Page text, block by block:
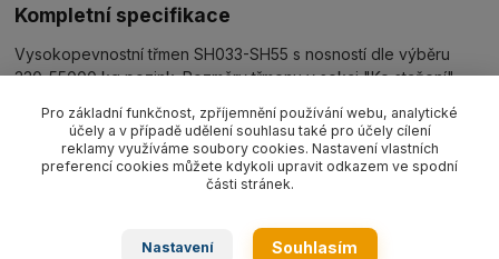
Kompletní specifikace
Vysokopevnostní třmen SH033-SH55 s nosností dle výběru
330-55000 kg pozink. Rozměry třmenu v sekci "Ke stažení".
Ke stažení
Pro základní funkčnost, zpříjemnění používání webu, analytické
účely a v případě udělení souhlasu také pro účely cílení
reklamy využíváme soubory cookies. Nastavení vlastních
preferencí cookies můžete kdykoli upravit odkazem ve spodní
části stránek.
Nastavení Souhlasím